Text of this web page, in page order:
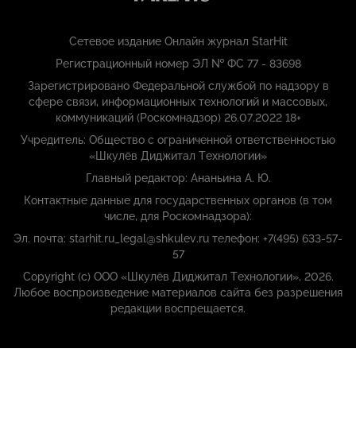
Сетевое издание Онлайн журнал StarHit
Регистрационный номер ЭЛ № ФС 77 - 83698
Зарегистрировано Федеральной службой по надзору в
сфере связи, информационных технологий и массовых,
коммуникаций (Роскомнадзор) 26.07.2022 18+
Учредитель: Общество с ограниченной ответственностью
«Шкулёв Диджитал Технологии»
Главный редактор: Ананьина А. Ю.
Контактные данные для государственных органов (в том
числе, для Роскомнадзора):
Эл. почта: starhit.ru_legal@shkulev.ru телефон: +7(495) 633-57-
57
Copyright (с) ООО «Шкулёв Диджитал Технологии», 2026.
Любое воспроизведение материалов сайта без разрешения
редакции воспрещается.